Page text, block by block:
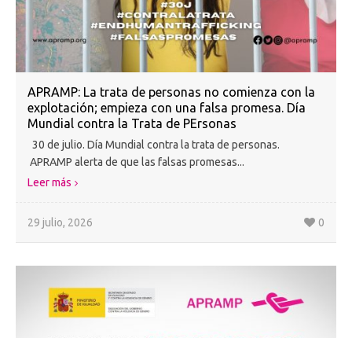
APRAMP: La trata de personas no comienza con la
explotación; empieza con una falsa promesa. Día
Mundial contra la Trata de PErsonas
30 de julio. Día Mundial contra la trata de personas.
APRAMP alerta de que las falsas promesas...
Leer más
29 julio, 2026 0